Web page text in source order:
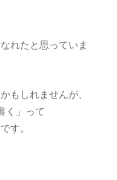
れたと思っていま
もしれませんが、
く」って
す。